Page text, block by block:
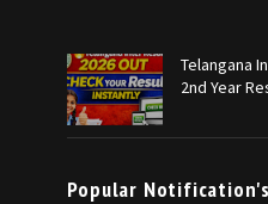
Telangana
2nd Year
Popular